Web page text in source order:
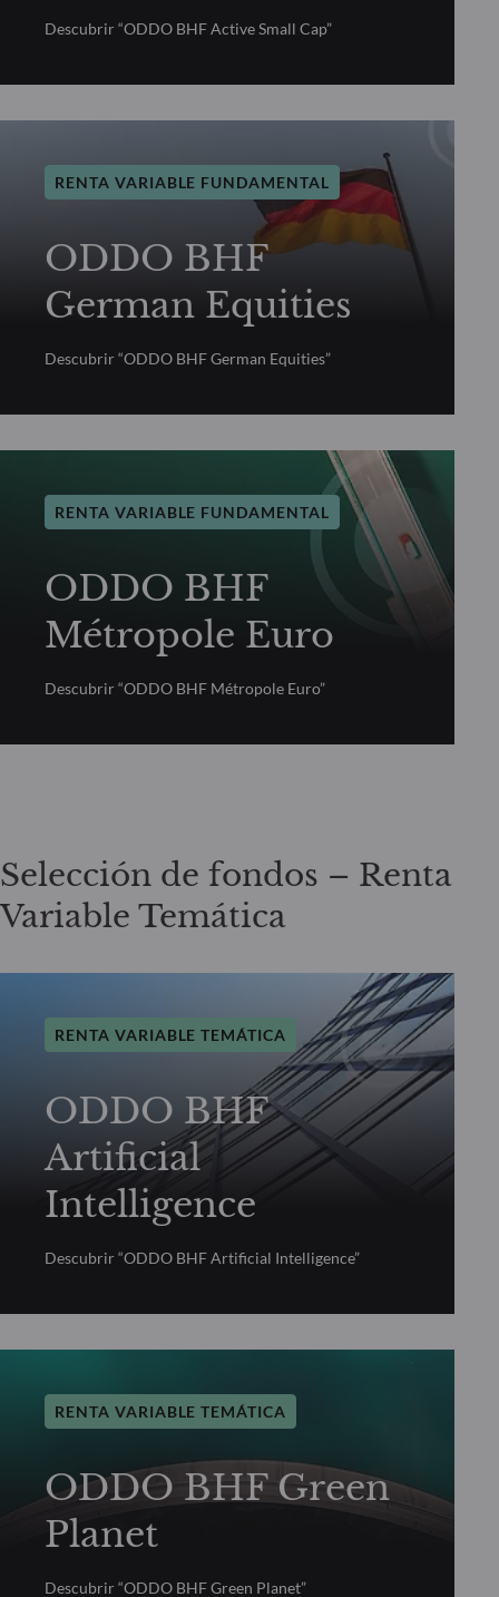
Descubrir “ODDO BHF Active Small Cap”
RENTA VARIABLE FUNDAMENTAL
ODDO BHF
German Equities
Descubrir “ODDO BHF German Equities”
RENTA VARIABLE FUNDAMENTAL
ODDO BHF
Métropole Euro
Descubrir “ODDO BHF Métropole Euro”
Selección de fondos – Renta
Variable Temática
RENTA VARIABLE TEMÁTICA
ODDO BHF
Artificial
Intelligence
Descubrir “ODDO BHF Artificial Intelligence”
RENTA VARIABLE TEMÁTICA
ODDO BHF Green
Planet
Descubrir “ODDO BHF Green Planet”